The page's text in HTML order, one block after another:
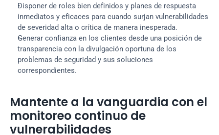
Disponer de roles bien definidos y planes de respuesta
inmediatos y eficaces para cuando surjan vulnerabilidades
de severidad alta o crítica de manera inesperada.
Generar confianza en los clientes desde una posición de
transparencia con la divulgación oportuna de los
problemas de seguridad y sus soluciones
correspondientes.
Mantente a la vanguardia con el
monitoreo continuo de
vulnerabilidades